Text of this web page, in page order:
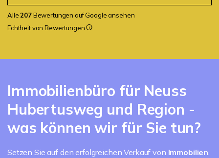
Alle207Bewertungen auf Google ansehen
Echtheit von Bewertungen
Immobilienbüro für Neuss
Hubertusweg und Region -
was können wir für Sie tun?
Setzen Sie auf den erfolgreichen Verkauf von Immobilien